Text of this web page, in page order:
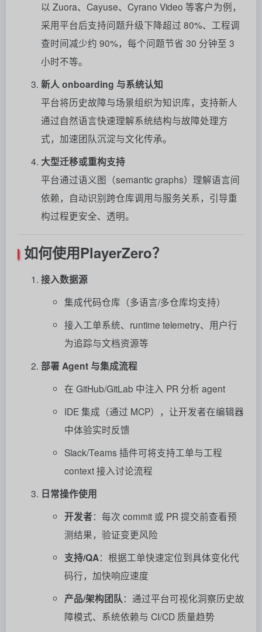
以 Zuora、Cayuse、Cyrano Video 等客户为例，
采用平台后支持问题升级下降超过 80%、工程调
查时间减少约 90%，每个问题节省 30 分钟至 3
小时不等。
新人 onboarding 与系统认知
平台将历史故障与场景组织为知识库，支持新人
通过自然语言快速理解系统结构与故障处理方
式，加速团队沉淀与文化传承。
大型迁移或重构支持
平台通过语义图（semantic graphs）理解语言间
依赖，自动识别跨仓库调用与服务关系，引导重
构过程更安全、透明。
如何使用PlayerZero？
接入数据源
集成代码仓库（多语言/多仓库均支持）
接入工单系统、runtime telemetry、用户行
为追踪与文档资源等
部署 Agent 与集成流程
在 GitHub/GitLab 中注入 PR 分析 agent
IDE 集成（通过 MCP），让开发者在编辑器
中体验实时反馈
Slack/Teams 插件可将支持工单与工程
context 接入讨论流程
日常操作使用
开发者：每次 commit 或 PR 提交前查看预
测结果，验证变更风险
支持/QA：根据工单快速定位到具体变化代
码行，加快响应速度
产品/架构团队：通过平台可视化洞察历史故
障模式、系统依赖与 CI/CD 质量趋势